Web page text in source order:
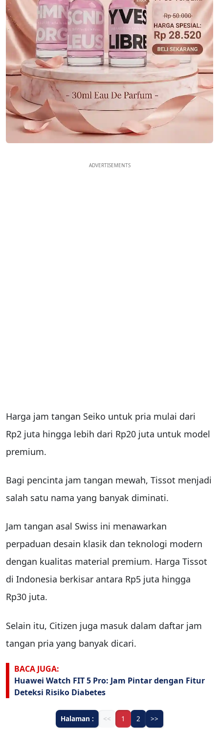
ADVERTISEMENTS
Harga jam tangan Seiko untuk pria mulai dari
Rp2 juta hingga lebih dari Rp20 juta untuk model
premium.
Bagi pencinta jam tangan mewah, Tissot menjadi
salah satu nama yang banyak diminati.
Jam tangan asal Swiss ini menawarkan
perpaduan desain klasik dan teknologi modern
dengan kualitas material premium. Harga Tissot
di Indonesia berkisar antara Rp5 juta hingga
Rp30 juta.
Selain itu, Citizen juga masuk dalam daftar jam
tangan pria yang banyak dicari.
BACA JUGA:
Huawei Watch FIT 5 Pro: Jam Pintar dengan Fitur
Deteksi Risiko Diabetes
Halaman : << 1 2 >>